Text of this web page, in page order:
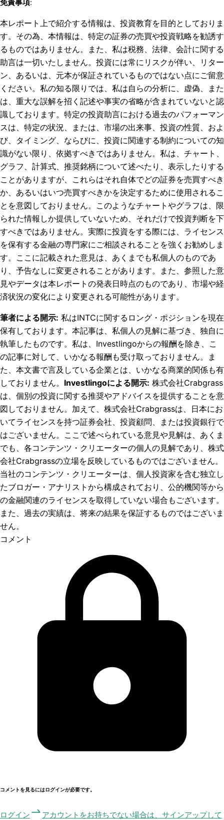
免責事項:
本レポート上で紹介する情報は、投資教育を目的としておりま
す。その為、本情報は、特定の証券の売買や投資戦略を勧誘す
るものではありません。また、私は税務、法律、会計に関する
助言は一切いたしません。投資には常にリスクが伴い、リター
ン、あるいは、元本が保証されているものではない点にご留意
ください。私の知る限りでは、私は自らの分析に、虚偽、また
は、重大な誤解を招く記述や事実の省略が含まれていないと認
識しております。特定の投資助言における過去のパフォーマン
スは、特定の状況、または、市場の出来事、投資の性質、およ
び、タイミング、ならびに、投資に関連する制約についての知
識がない限り、依拠すべきではありません。私は、チャート、
グラフ、計算式、推奨銘柄について述べたり、表示したりする
ことがありますが、これらはそれ自体でどの証券を売買すべき
か、あるいはいつ売買すべきかを決定するために使用されるこ
とを意図しておりません。このようなチャートやグラフは、限
られた情報しか提供していないため、それだけで投資判断を下
すべきではありません。実際に投資をする際には、ライセンス
を保有する金融の専門家にご相談されることを強くお勧めしま
す。ここに記載された意見は、あくまでも私個人のものであ
り、予告なしに変更されることがあります。また、参照した意
見やデータは本レポートの発表日時点のものであり、市場や経
済状況の変化により変更される可能性があります。
筆者による開示: 私はINTCに関するロング・ポジションを現在
保有しております。 本記事は、私個人の見解に基づき、独自に
執筆したものです。私は、Investlingoからの報酬を除き、こ
の記事に対して、いかなる報酬も受け取っておりません。ま
た、本文書で言及している企業とは、いかなる商業的関係も有
しておりません。 Investlingoによる開示: 株式会社Crabgrass
は、個別の投資に関する推奨やアドバイスを提供することを意
図しておりません。加えて、株式会社Crabgrassは、日本にお
いてライセンスを持つ証券会社、投資顧問、または投資銀行で
はございません。ここで述べられている意見や見解は、あくま
でも、各コンテンツ・クリエーターの個人の見解であり、株式
会社Crabgrassの立場を反映しているものではございません。
当社のコンテンツ・クリエーターは、個人投資家を含む独立し
たブロガー・アナリストから構成されており、公的機関等から
の金融関連のライセンスを取得していない場合もございます。
また、過去の実績は、将来の結果を保証するものではございま
せん。
コメント
コメントを見るにはログインが必要です。
ログイン
アカウントをお持ちでない場合は、サインアップして